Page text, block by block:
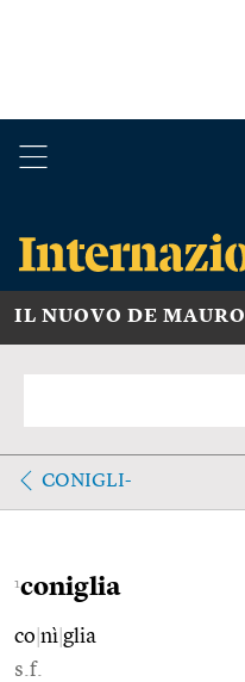
IL NUOVO DE MAURO
CONIGLI-
1coniglia
co nì glia
s.f.